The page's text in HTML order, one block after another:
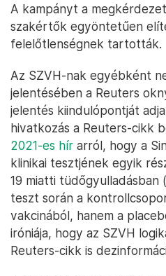
A kampányt a
szakértők egyöntetűen
felelőtlenségnek tartották.
Az SZVH-nak egyébként
jelentésében a Reuters
jelentés kiindulópontját
hivatkozás a Reuters-cikk
2021-es hír arról, hogy a
klinikai tesztjének egyik
19 miatti
teszt során a
vakcinából, hanem a
iróniája, hogy az SZVH
Reuters-cikk is